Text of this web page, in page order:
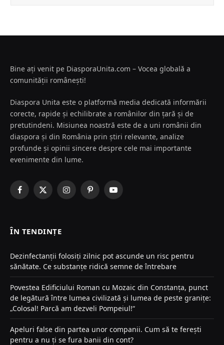
Bine ați venit pe DiasporaUnita.com – Vocea globală a
comunității românești!
Diaspora Unita este o platformă media dedicată informării
corecte, rapide și echilibrate a românilor din țară și de
pretutindeni. Misiunea noastră este de a uni românii din
diaspora și din România prin știri relevante, analize
profunde și opinii sincere despre cele mai importante
evenimente din lume.
Facebook
X
InstagramPinterestYouTube
ÎN TENDINȚE
Dezinfectanții folosiți zilnic pot ascunde un risc pentru
sănătate. Ce substanțe ridică semne de întrebare
Povestea Edificiului Roman cu Mozaic din Constanța, punct
de legătură între lumea civilizată și lumea de peste granițe:
„Colosal! Parcă am dezveli Pompeiul!“
Apeluri false din partea unor companii. Cum să te ferești
pentru a nu ți se fura banii din cont?